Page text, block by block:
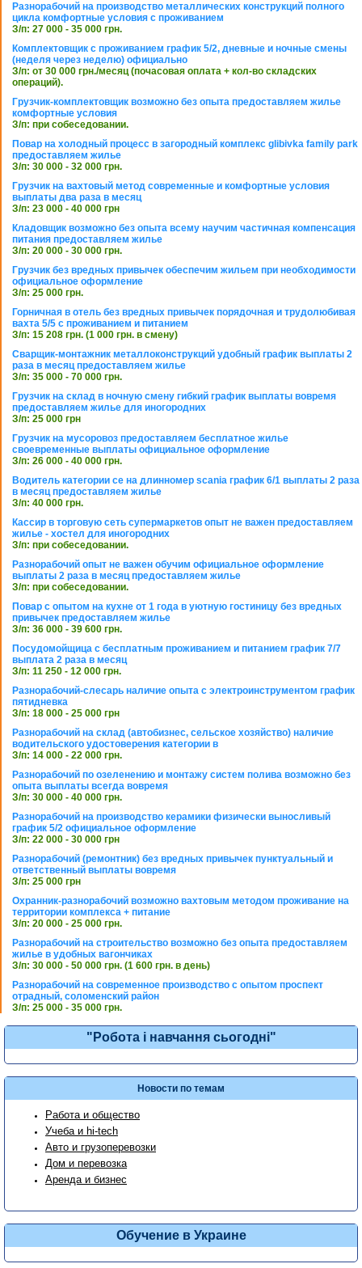
Разнорабочий на производство металлических конструкций полного
цикла комфортные условия с проживанием
З/п: 27 000 - 35 000 грн.
Комплектовщик с проживанием график 5/2, дневные и ночные смены
(неделя через неделю) официально
З/п: от 30 000 грн./месяц (почасовая оплата + кол-во складских
операций).
Грузчик-комплектовщик возможно без опыта предоставляем жилье
комфортные условия
З/п: при собеседовании.
Повар на холодный процесс в загородный комплекс glibivka family park
предоставляем жилье
З/п: 30 000 - 32 000 грн.
Грузчик на вахтовый метод современные и комфортные условия
выплаты два раза в месяц
З/п: 23 000 - 40 000 грн
Кладовщик возможно без опыта всему научим частичная компенсация
питания предоставляем жилье
З/п: 20 000 - 30 000 грн.
Грузчик без вредных привычек обеспечим жильем при необходимости
официальное оформление
З/п: 25 000 грн.
Горничная в отель без вредных привычек порядочная и трудолюбивая
вахта 5/5 с проживанием и питанием
З/п: 15 208 грн. (1 000 грн. в смену)
Сварщик-монтажник металлоконструкций удобный график выплаты 2
раза в месяц предоставляем жилье
З/п: 35 000 - 70 000 грн.
Грузчик на склад в ночную смену гибкий график выплаты вовремя
предоставляем жилье для иногородних
З/п: 25 000 грн
Грузчик на мусоровоз предоставляем бесплатное жилье
своевременные выплаты официальное оформление
З/п: 26 000 - 40 000 грн.
Водитель категории се на длинномер scania график 6/1 выплаты 2 раза
в месяц предоставляем жилье
З/п: 40 000 грн.
Кассир в торговую сеть супермаркетов опыт не важен предоставляем
жилье - хостел для иногородних
З/п: при собеседовании.
Разнорабочий опыт не важен обучим официальное оформление
выплаты 2 раза в месяц предоставляем жилье
З/п: при собеседовании.
Повар с опытом на кухне от 1 года в уютную гостиницу без вредных
привычек предоставляем жилье
З/п: 36 000 - 39 600 грн.
Посудомойщица с бесплатным проживанием и питанием график 7/7
выплата 2 раза в месяц
З/п: 11 250 - 12 000 грн.
Разнорабочий-слесарь наличие опыта с электроинструментом график
пятидневка
З/п: 18 000 - 25 000 грн
Разнорабочий на склад (автобизнес, сельское хозяйство) наличие
водительского удостоверения категории в
З/п: 14 000 - 22 000 грн.
Разнорабочий по озеленению и монтажу систем полива возможно без
опыта выплаты всегда вовремя
З/п: 30 000 - 40 000 грн.
Разнорабочий на производство керамики физически выносливый
график 5/2 официальное оформление
З/п: 22 000 - 30 000 грн
Разнорабочий (ремонтник) без вредных привычек пунктуальный и
ответственный выплаты вовремя
З/п: 25 000 грн
Охранник-разнорабочий возможно вахтовым методом проживание на
территории комплекса + питание
З/п: 20 000 - 25 000 грн.
Разнорабочий на строительство возможно без опыта предоставляем
жилье в удобных вагончиках
З/п: 30 000 - 50 000 грн. (1 600 грн. в день)
Разнорабочий на современное производство с опытом проспект
отрадный, соломенский район
З/п: 25 000 - 35 000 грн.
"Робота і навчання сьогодні"
Новости по темам
Работа и общество
Учеба и hi-tech
Авто и грузоперевозки
Дом и перевозка
Аренда и бизнес
Обучение в Украине